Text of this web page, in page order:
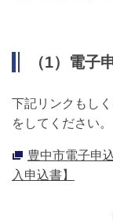
（1）電子
下記リンクもし
をしてください。
豊中市電子申
入申込書】